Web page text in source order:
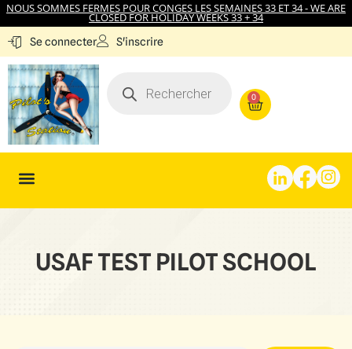
NOUS SOMMES FERMES POUR CONGES LES SEMAINES 33 ET 34 - WE ARE
CLOSED FOR HOLIDAY WEEKS 33 + 34
Se connecter S'inscrire
0
USAF TEST PILOT SCHOOL